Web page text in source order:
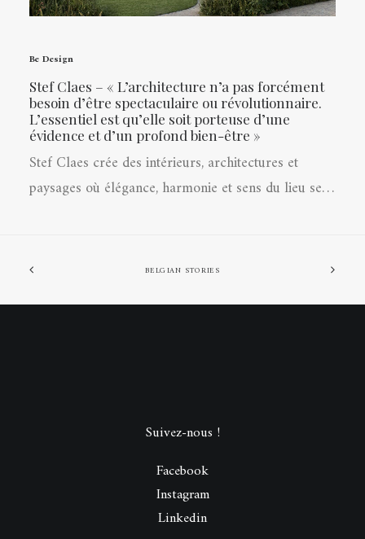
Be Design
Stef Claes – « L’architecture n’a pas forcément
besoin d’être spectaculaire ou révolutionnaire.
L’essentiel est qu’elle soit porteuse d’une
évidence et d’un profond bien-être »
Stef Claes crée des intérieurs, architectures et
paysages où élégance, harmonie et sens du lieu se…
BELGIAN STORIES
Suivez-nous !
Facebook
Instagram
Linkedin